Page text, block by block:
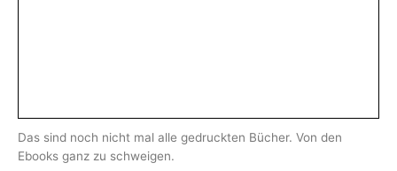
Das sind noch nicht mal alle gedruckten Bücher. Von den
Ebooks ganz zu schweigen.